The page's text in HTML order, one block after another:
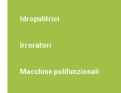
Idropulitrici
Irroratori
Macchine polifunzionali